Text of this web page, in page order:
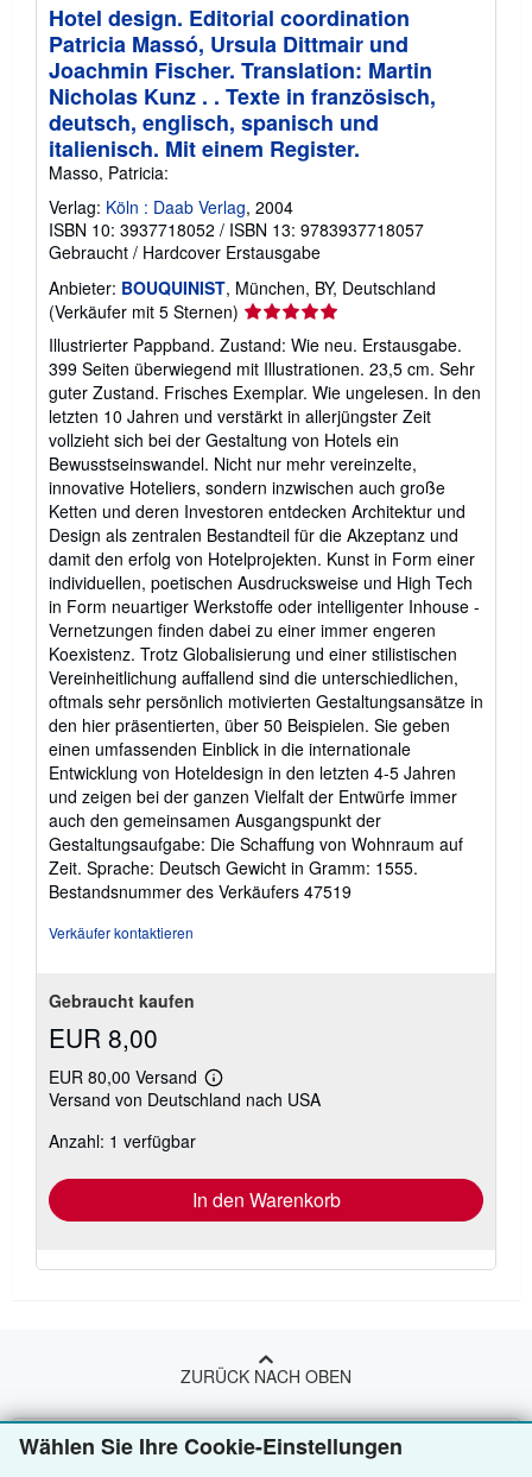
Wählen Sie Ihre Cookie-Einstellungen
Hotel design. Editorial coordination
Patricia Massó, Ursula Dittmair und
Joachmin Fischer. Translation: Martin
Nicholas Kunz . . Texte in französisch,
deutsch, englisch, spanisch und
italienisch. Mit einem Register.
Masso, Patricia:
Verlag: Köln : Daab Verlag, 2004
ISBN 10: 3937718052 / ISBN 13: 9783937718057
Gebraucht / Hardcover Erstausgabe
Anbieter: BOUQUINIST, München, BY, Deutschland
(Verkäufer mit 5 Sternen) Verkäuferbewertung
von
5
Sternen
Illustrierter Pappband. Zustand: Wie neu. Erstausgabe.
399 Seiten überwiegend mit Illustrationen. 23,5 cm. Sehr
guter Zustand. Frisches Exemplar. Wie ungelesen. In den
letzten 10 Jahren und verstärkt in allerjüngster Zeit
vollzieht sich bei der Gestaltung von Hotels ein
Bewusstseinswandel. Nicht nur mehr vereinzelte,
innovative Hoteliers, sondern inzwischen auch große
Ketten und deren Investoren entdecken Architektur und
Design als zentralen Bestandteil für die Akzeptanz und
damit den erfolg von Hotelprojekten. Kunst in Form einer
individuellen, poetischen Ausdrucksweise und High Tech
in Form neuartiger Werkstoffe oder intelligenter Inhouse -
Vernetzungen finden dabei zu einer immer engeren
Koexistenz. Trotz Globalisierung und einer stilistischen
Vereinheitlichung auffallend sind die unterschiedlichen,
oftmals sehr persönlich motivierten Gestaltungsansätze in
den hier präsentierten, über 50 Beispielen. Sie geben
einen umfassenden Einblick in die internationale
Entwicklung von Hoteldesign in den letzten 4-5 Jahren
und zeigen bei der ganzen Vielfalt der Entwürfe immer
auch den gemeinsamen Ausgangspunkt der
Gestaltungsaufgabe: Die Schaffung von Wohnraum auf
Zeit. Sprache: Deutsch Gewicht in Gramm: 1555.
Bestandsnummer des Verkäufers 47519
Verkäufer kontaktieren
Gebraucht kaufen
EUR 8,00
EUR 80,00 Versand
Weitere
Informationen
Versand von Deutschland nach USA
Anzahl: 1 verfügbar
In den Warenkorb
ZURÜCK NACH OBEN
Kaufen